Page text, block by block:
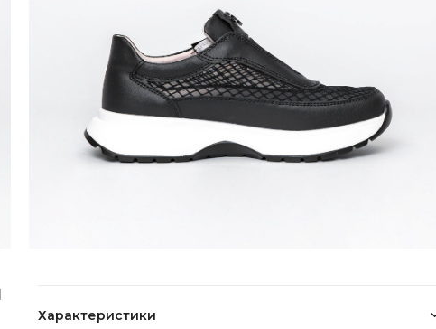
Характеристики